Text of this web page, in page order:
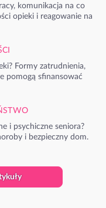
komunikacja na co
opieki i reagowanie na
Formy zatrudnienia,
pomogą sfinansować
i psychiczne seniora?
i bezpieczny dom.